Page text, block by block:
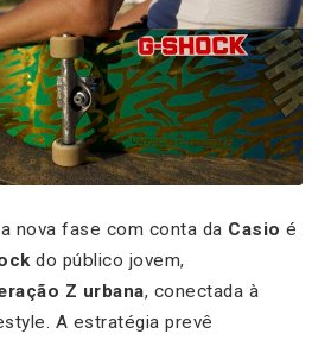
nova fase com conta da Casio é
do público jovem,
Z urbana, conectada à
A estratégia prevê